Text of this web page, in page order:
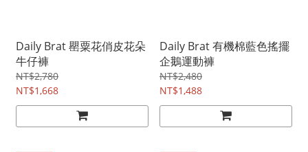
Daily Brat 罌粟花俏皮花朵
牛仔褲
NT$2,780
NT$1,668
Daily Brat 有機棉藍色搖擺
企鵝運動褲
NT$2,480
NT$1,488